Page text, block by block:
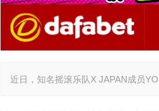
近日，知名摇滚乐队X JAPAN成员